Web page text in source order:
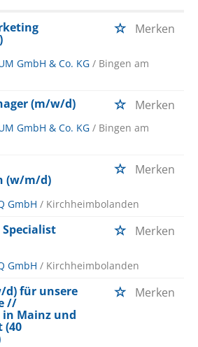
Merken
GmbH & Co. KG / Bingen am
(m/w/d) Merken
GmbH & Co. KG / Bingen am
(w/m/d)
Merken
GmbH / Kirchheimbolanden
Merken
GmbH / Kirchheimbolanden
für unsere
//
in Mainz und
(40
Merken